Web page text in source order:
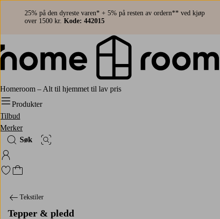
25% på den dyreste varen* + 5% på resten av ordern** ved kjøp
over 1500 kr. Kode: 442015
Homeroom – Alt til hjemmet til lav pris
Produkter
Tilbud
Merker
Søk
Bildesøk
Logg på Homeroom
Gå til favorittmerkede produkter
Gå til handlekurven
Tekstiler
Tepper & pledd